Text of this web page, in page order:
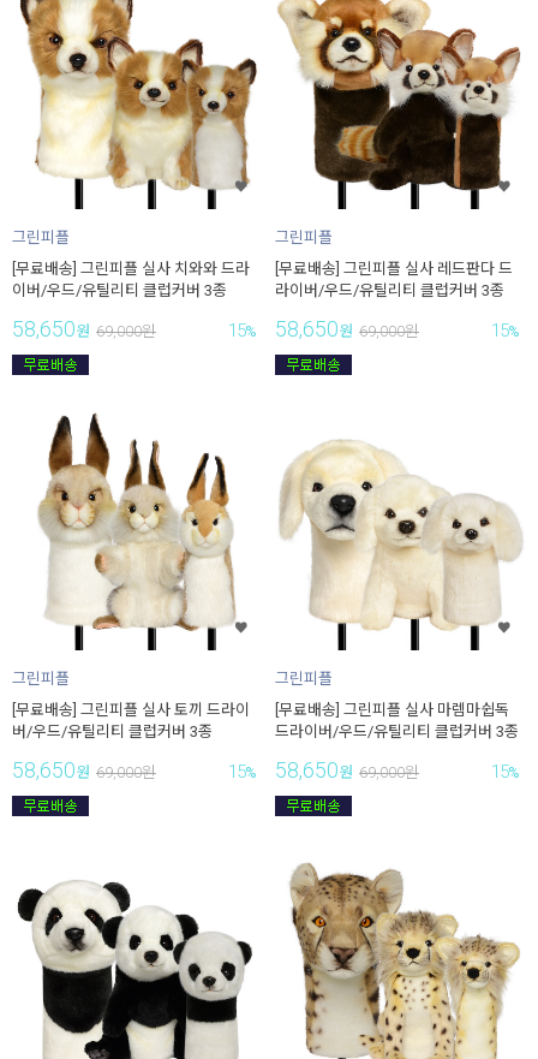
그린피플
[무료배송] 그린피플 실사 치와와 드라
이버/우드/유틸리티 클럽커버 3종
58,650원 69,000원 15%
그린피플
[무료배송] 그린피플 실사 레드판다 드
라이버/우드/유틸리티 클럽커버 3종
58,650원 69,000원 15%
그린피플
[무료배송] 그린피플 실사 토끼 드라이
버/우드/유틸리티 클럽커버 3종
58,650원 69,000원 15%
그린피플
[무료배송] 그린피플 실사 마렘마쉽독
드라이버/우드/유틸리티 클럽커버 3종
58,650원 69,000원 15%